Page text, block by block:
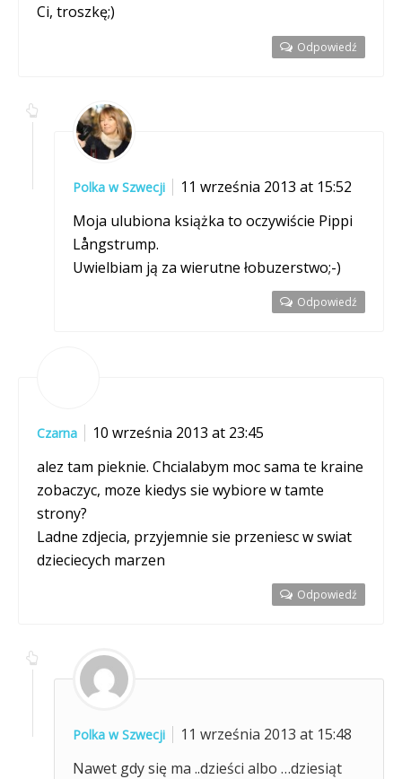
Ci, troszkę;)
Odpowiedź
Polka w Szwecji
11 września 2013 at 15:52
Moja ulubiona książka to oczywiście Pippi
Långstrump.
Uwielbiam ją za wierutne łobuzerstwo;-)
Odpowiedź
Czarna
10 września 2013 at 23:45
alez tam pieknie. Chcialabym moc sama te kraine
zobaczyc, moze kiedys sie wybiore w tamte
strony?
Ladne zdjecia, przyjemnie sie przeniesc w swiat
dzieciecych marzen
Odpowiedź
Polka w Szwecji
11 września 2013 at 15:48
Nawet gdy się ma ..dzieści albo …dziesiąt